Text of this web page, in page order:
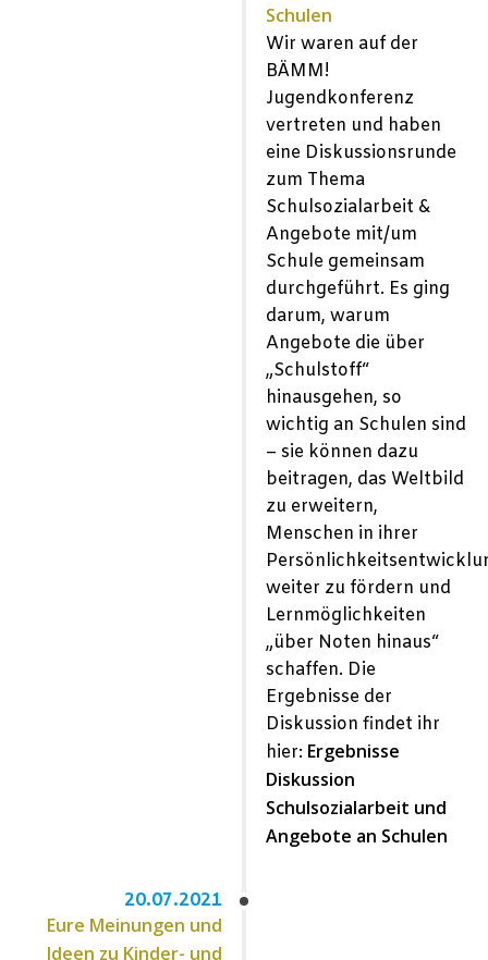
Schulen
Wir waren auf der
BÄMM!
Jugendkonferenz
vertreten und haben
eine Diskussionsrunde
zum Thema
Schulsozialarbeit &
Angebote mit/um
Schule gemeinsam
durchgeführt. Es ging
darum, warum
Angebote die über
„Schulstoff“
hinausgehen, so
wichtig an Schulen sind
– sie können dazu
beitragen, das Weltbild
zu erweitern,
Menschen in ihrer
weiter zu fördern und
Lernmöglichkeiten
„über Noten hinaus“
schaffen. Die
Ergebnisse der
Diskussion findet ihr
hier: Ergebnisse
Diskussion
Schulsozialarbeit und
Angebote an Schulen
20.07.2021
Eure Meinungen und
Ideen zu Kinder- und